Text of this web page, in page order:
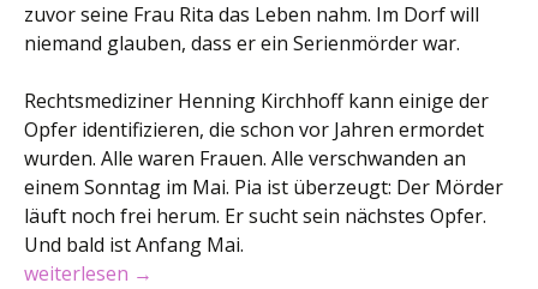
zuvor seine Frau Rita das Leben nahm. Im Dorf will
niemand glauben, dass er ein Serienmörder war.
Rechtsmediziner Henning Kirchhoff kann einige der
Opfer identifizieren, die schon vor Jahren ermordet
wurden. Alle waren Frauen. Alle verschwanden an
einem Sonntag im Mai. Pia ist überzeugt: Der Mörder
läuft noch frei herum. Er sucht sein nächstes Opfer.
Und bald ist Anfang Mai.
Buchvorstellung: Muttertag
weiterlesen →